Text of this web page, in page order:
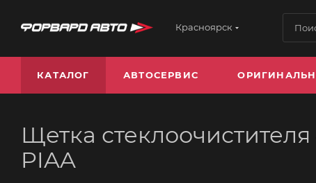
Красноярск
КАТАЛОГ АВТОСЕРВИС
Щетка
PIAA